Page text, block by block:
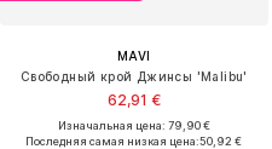
MAVI
Свободный крой Джинсы 'Malibu'
62,91 €
Изначальная цена: 79,90 €
Последняя самая низкая цена:50,92 €